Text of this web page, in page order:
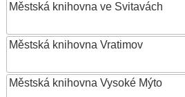
Městská knihovna ve Svitavách
Městská knihovna Vratimov
Městská knihovna Vysoké Mýto